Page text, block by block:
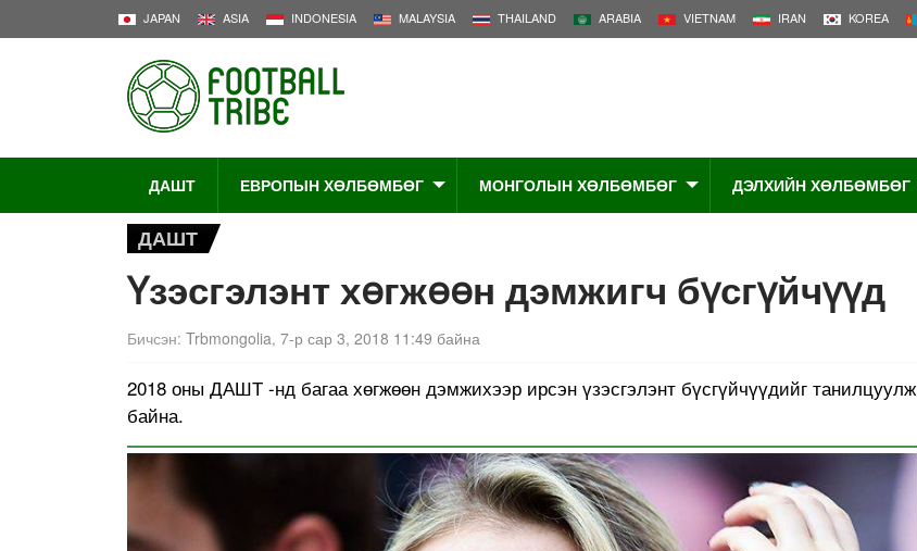
JAPAN ASIA INDONESIA MALAYSIA THAILAND ARABIA VIETNAM IRAN KOREA
ДАШТ ЕВРОПЫН ХӨЛБӨМБӨГ МОНГОЛЫН ХӨЛБӨМБӨГ ДЭЛХИЙН ХӨЛБӨМБӨГ
ДАШТ
Үзэсгэлэнт хөгжөөн дэмжигч бүсгүйчүүд
Бичсэн: Trbmongolia, 7-р сар 3, 2018 11:49 байна
2018 оны ДАШТ -нд багаа хөгжөөн дэмжихээр ирсэн үзэсгэлэнт бүсгүйчүүдийг танилцуулж
байна.